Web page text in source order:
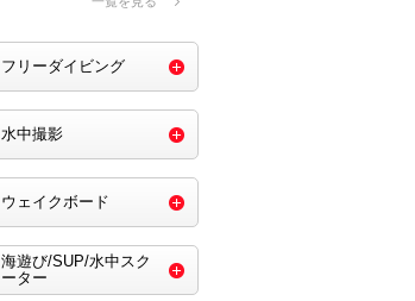
フリーダイビング
水中撮影
ウェイクボード
海遊び/SUP/水中スク
ーター